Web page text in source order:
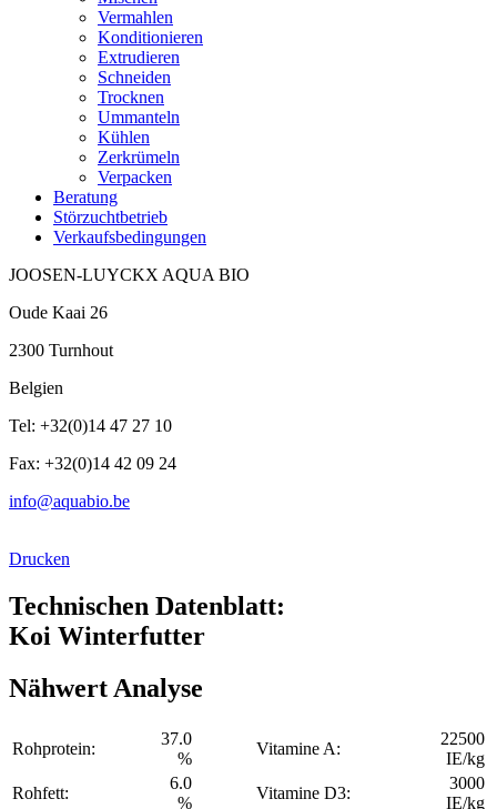
Vermahlen
Konditionieren
Extrudieren
Schneiden
Trocknen
Ummanteln
Kühlen
Zerkrümeln
Verpacken
Beratung
Störzuchtbetrieb
Verkaufsbedingungen
JOOSEN-LUYCKX AQUA BIO
Oude Kaai 26
2300 Turnhout
Belgien
Tel: +32(0)14 47 27 10
Fax: +32(0)14 42 09 24
info@aquabio.be
Drucken
Technischen Datenblatt:
Koi Winterfutter
Nähwert Analyse
Rohprotein:
37.0
%
Vitamine A:
22500
IE/kg
Rohfett:
6.0
%
Vitamine D3:
3000
IE/kg